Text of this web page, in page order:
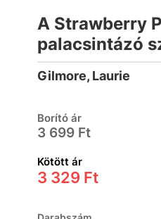
A Strawberry
palacsintázó
Gilmore, Laurie
Borító ár
3 699 Ft
Kötött ár
3 329 Ft